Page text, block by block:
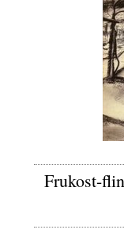
Frukost-